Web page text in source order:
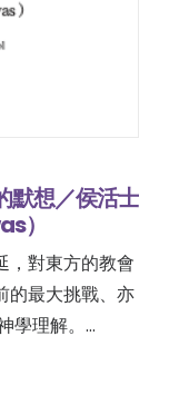
想／侯活士
）
，對東方的教會
的最大挑戰、亦
學理解。…